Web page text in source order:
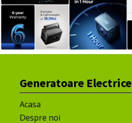
Generatoare Electrice
Acasa
Despre noi